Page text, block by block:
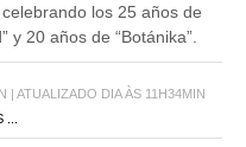
los 25 años de
y 20 años de “Botánika”.
| ATUALIZADO DIA ÀS 11H34MIN